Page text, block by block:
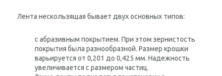
Лента нескользящая бывает двух основных типов:
с абразивным покрытием. При этом зернистость
покрытия была разнообразной. Размер крошки
варьируется от 0,201 до 0,425 мм. Надежность
увеличивается с размером частиц.